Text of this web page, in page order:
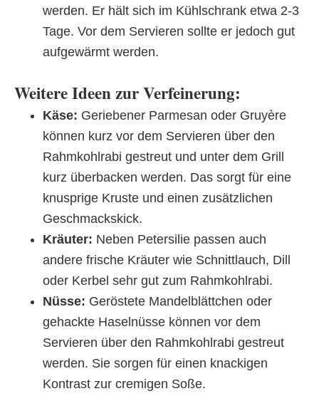
werden. Er hält sich im Kühlschrank etwa 2-3
Tage. Vor dem Servieren sollte er jedoch gut
aufgewärmt werden.
Weitere Ideen zur Verfeinerung:
Käse: Geriebener Parmesan oder Gruyère
können kurz vor dem Servieren über den
Rahmkohlrabi gestreut und unter dem Grill
kurz überbacken werden. Das sorgt für eine
knusprige Kruste und einen zusätzlichen
Geschmackskick.
Kräuter: Neben Petersilie passen auch
andere frische Kräuter wie Schnittlauch, Dill
oder Kerbel sehr gut zum Rahmkohlrabi.
Nüsse: Geröstete Mandelblättchen oder
gehackte Haselnüsse können vor dem
Servieren über den Rahmkohlrabi gestreut
werden. Sie sorgen für einen knackigen
Kontrast zur cremigen Soße.